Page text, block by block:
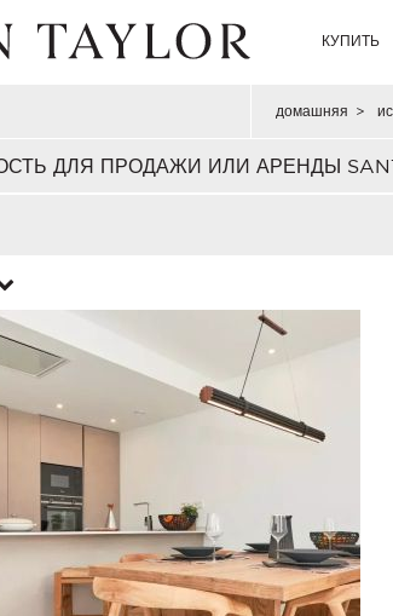
КУПИТЬ
домашняя >
ДЛЯ ПРОДАЖИ ИЛИ АРЕНДЫ